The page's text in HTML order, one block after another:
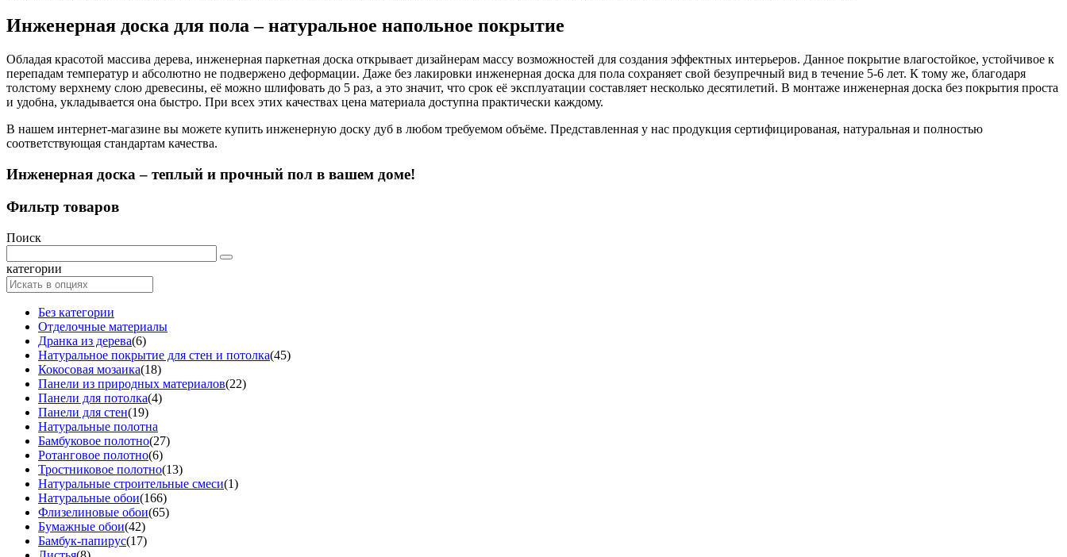
Инженерная доска для пола – натуральное напольное покрытие
Обладая красотой массива дерева, инженерная паркетная доска открывает дизайнерам массу возможностей для создания эффектных интерьеров. Данное покрытие влагостойкое, устойчивое к
перепадам температур и абсолютно не подвержено деформации. Даже без лакировки инженерная доска для пола сохраняет свой безупречный вид в течение 5-6 лет. К тому же, благодаря
толстому верхнему слою древесины, её можно шлифовать до 5 раз, а это значит, что срок её эксплуатации составляет несколько десятилетий. В монтаже инженерная доска без покрытия проста
и удобна, укладывается она быстро. При всех этих качествах цена материала доступна практически каждому.
В нашем интернет-магазине вы можете купить инженерную доску дуб в любом требуемом объёме. Представленная у нас продукция сертифицированая, натуральная и полностью
соответствующая стандартам качества.
Инженерная доска – теплый и прочный пол в вашем доме!
Фильтр товаров
Поиск
категории
Без категории
Отделочные материалы
Дранка из дерева(6)
Натуральное покрытие для стен и потолка(45)
Кокосовая мозаика(18)
Панели из природных материалов(22)
Панели для потолка(4)
Панели для стен(19)
Натуральные полотна
Бамбуковое полотно(27)
Ротанговое полотно(6)
Тростниковое полотно(13)
Натуральные строительные смеси(1)
Натуральные обои(166)
Флизелиновые обои(65)
Бумажные обои(42)
Бамбук-папирус(17)